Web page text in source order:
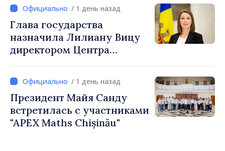
стратегии обороны
/ 1 день назад
Глава государства
назначила Лилиану Вицу
директором Центра
коммуникации и
противодействия
дезинформации
/ 1 день назад
Президент Майя Санду
встретилась с участниками
"APEX Maths Chișinău"